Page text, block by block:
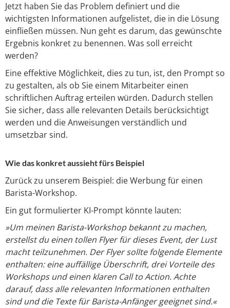
Jetzt haben Sie das Problem definiert und die
wichtigsten Informationen aufgelistet, die in die Lösung
einfließen müssen. Nun geht es darum, das gewünschte
Ergebnis konkret zu benennen. Was soll erreicht
werden?
Eine effektive Möglichkeit, dies zu tun, ist, den Prompt so
zu gestalten, als ob Sie einem Mitarbeiter einen
schriftlichen Auftrag erteilen würden. Dadurch stellen
Sie sicher, dass alle relevanten Details berücksichtigt
werden und die Anweisungen verständlich und
umsetzbar sind.
Wie das konkret aussieht fürs Beispiel
Zurück zu unserem Beispiel: die Werbung für einen
Barista-Workshop.
Ein gut formulierter KI-Prompt könnte lauten:
»Um meinen Barista-Workshop bekannt zu machen,
erstellst du einen tollen Flyer für dieses Event, der Lust
macht teilzunehmen. Der Flyer sollte folgende Elemente
enthalten: eine auffällige Überschrift, drei Vorteile des
Workshops und einen klaren Call to Action. Achte
darauf, dass alle relevanten Informationen enthalten
sind und die Texte für Barista-Anfänger geeignet sind.«